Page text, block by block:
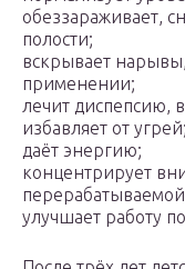
обеззараживает,
полости;
вскрывает
применении;
лечит диспепсию,
избавляет от угрей;
даёт энергию;
концентрирует
улучшает работу